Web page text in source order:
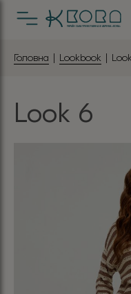
Головна | Lookbook |
Look 6